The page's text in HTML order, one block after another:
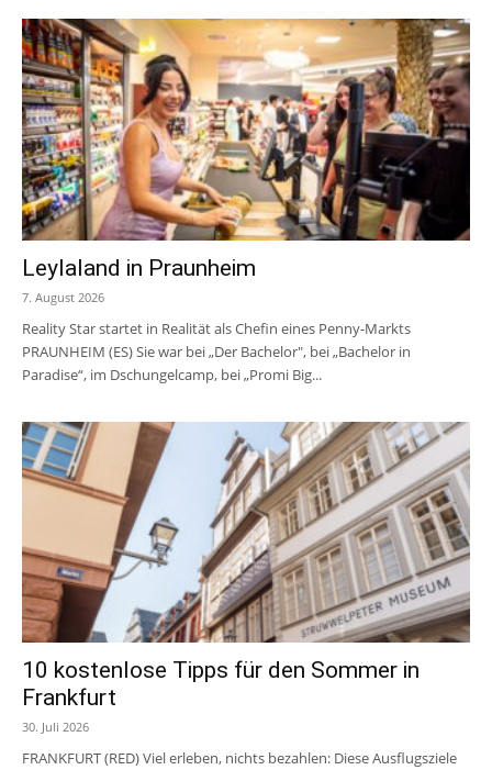
Leylaland in Praunheim
7. August 2026
Reality Star startet in Realität als Chefin eines Penny-Markts
PRAUNHEIM (ES) Sie war bei „Der Bachelor", bei „Bachelor in
Paradise“, im Dschungelcamp, bei „Promi Big...
10 kostenlose Tipps für den Sommer in
Frankfurt
30. Juli 2026
FRANKFURT (RED) Viel erleben, nichts bezahlen: Diese Ausflugsziele